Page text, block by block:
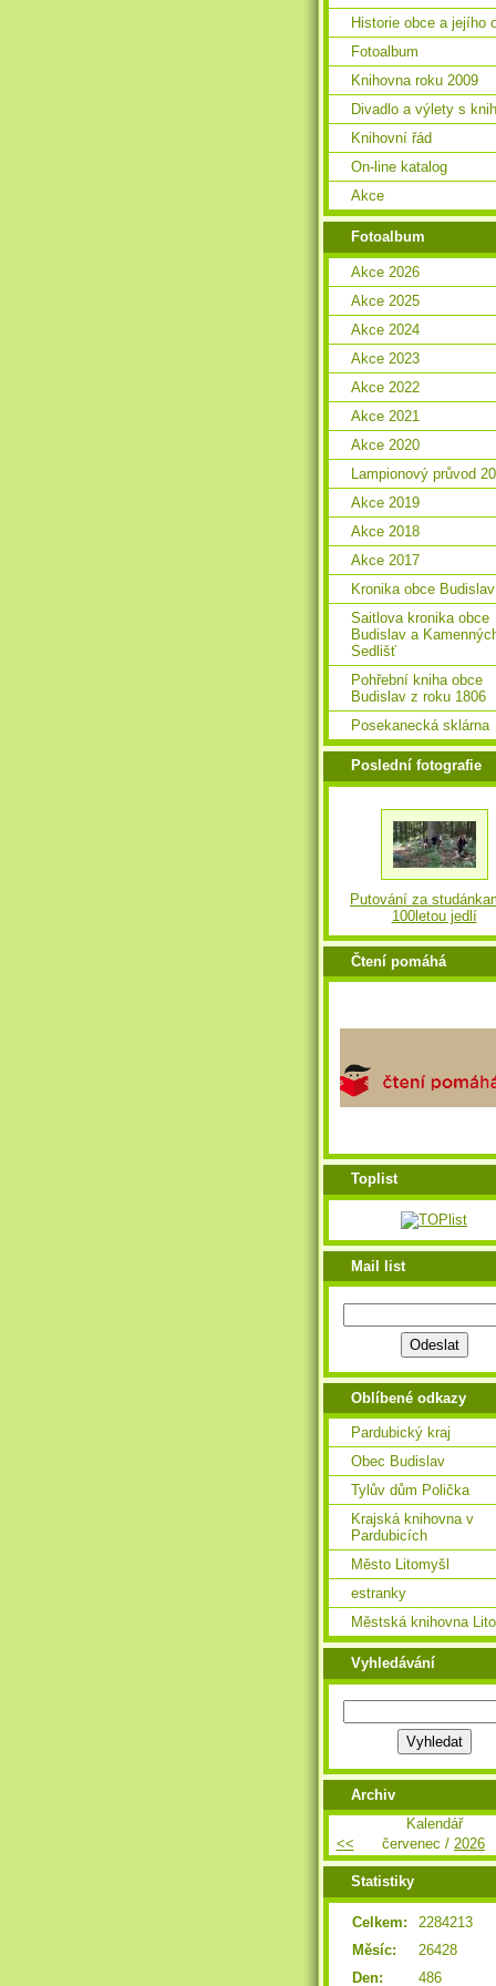
Historie obce a jejího
Fotoalbum
Knihovna roku 2009
Divadlo a výlety s
Knihovní řád
On-line katalog
Akce
Fotoalbum
Akce 2026
Akce 2025
Akce 2024
Akce 2023
Akce 2022
Akce 2021
Akce 2020
Lampionový průvod
Akce 2019
Akce 2018
Akce 2017
Kronika obce Budislav
Saitlova kronika obce
Budislav a
Sedlišť
Pohřební kniha obce
Budislav z roku 1806
Posekanecká sklárna
Poslední fotografie
Putování za
100letou jedlí
Čtení pomáhá
Toplist
Mail list
Oblíbené odkazy
Pardubický kraj
Obec Budislav
Tylův dům Polička
Krajská knihovna v
Pardubicích
Město Litomyšl
estranky
Městská knihovna
Vyhledávání
Archiv
Kalendář
<<
červenec / 2026
Statistiky
Celkem:
2284213
Měsíc:
26428
Den:
486